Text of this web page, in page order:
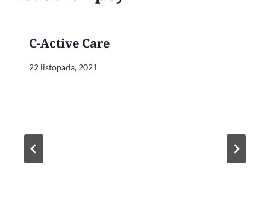
C-Active Care
22 listopada, 2021